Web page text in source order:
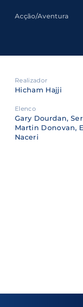
Acção/Aventura
Realizador
Hicham Hajji
Elenco
Gary Dourdan,
Martin Donovan,
Naceri